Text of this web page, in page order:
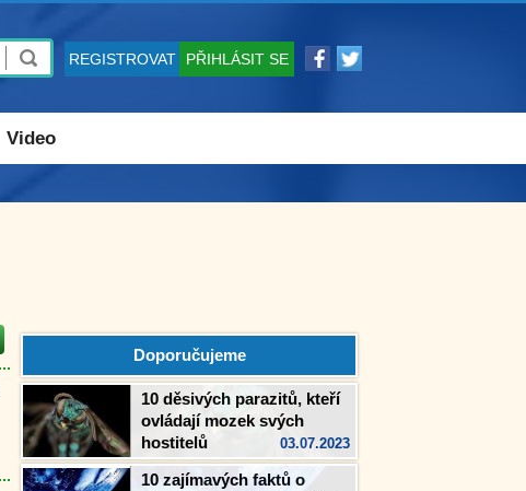
REGISTROVAT PŘIHLÁSIT SE
Video
Doporučujeme
10 děsivých parazitů, kteří
ovládají mozek svých
hostitelů
03.07.2023
10 zajímavých faktů o